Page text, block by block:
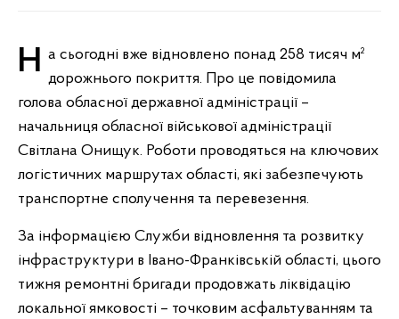
На сьогодні вже відновлено понад 258 тисяч м² дорожнього покриття. Про це повідомила
голова обласної державної адміністрації –
начальниця обласної військової адміністрації
Світлана Онищук. Роботи проводяться на ключових
логістичних маршрутах області, які забезпечують
транспортне сполучення та перевезення.
За інформацією Служби відновлення та розвитку
інфраструктури в Івано-Франківській області, цього
тижня ремонтні бригади продовжать ліквідацію
локальної ямковості – точковим асфальтуванням та